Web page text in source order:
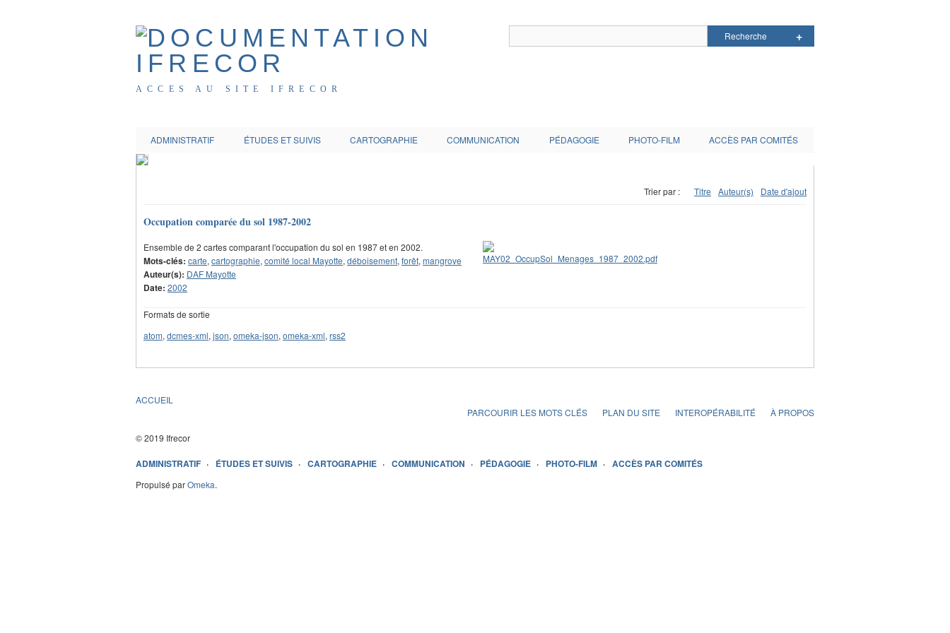
ACCES AU SITE IFRECOR
ADMINISTRATIF ÉTUDES ET SUIVIS CARTOGRAPHIE COMMUNICATION PÉDAGOGIE PHOTO-FILM ACCÈS PAR COMITÉS
Trier par : Titre Auteur(s) Date d'ajout
Occupation comparée du sol 1987-2002
Ensemble de 2 cartes comparant l'occupation du sol en 1987 et en 2002.
Mots-clés: carte, cartographie, comité local Mayotte, déboisement, forêt, mangrove
Auteur(s): DAF Mayotte
Date: 2002
Formats de sortie
atom, dcmes-xml, json, omeka-json, omeka-xml, rss2
ACCUEIL
PARCOURIR LES MOTS CLÉS
PLAN DU SITE INTEROPÉRABILITÉ À PROPOS
© 2019 Ifrecor
ADMINISTRATIF ÉTUDES ET SUIVIS CARTOGRAPHIE COMMUNICATION PÉDAGOGIE PHOTO-FILM ACCÈS PAR COMITÉS
Propulsé parOmeka.